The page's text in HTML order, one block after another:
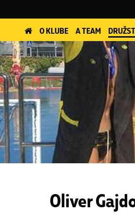
O KLUBE A TEAM
Oliver